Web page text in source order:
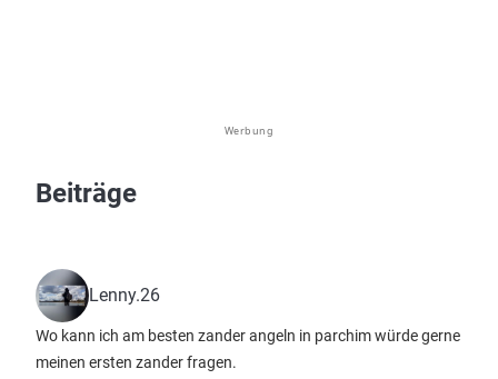
Werbung
Beiträge
Lenny.26
Wo kann ich am besten zander angeln in parchim würde gerne
meinen ersten zander fragen.